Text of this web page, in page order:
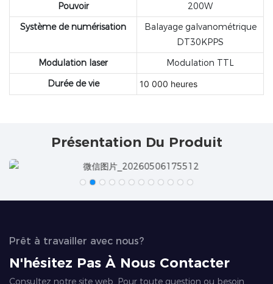
Pouvoir
200W
Système de numérisation
Balayage galvanométrique
DT30KPPS
Modulation laser
Modulation TTL
Durée de vie
10 000 heures
Présentation Du Produit
Prêt à travailler avec nous?
N'hésitez Pas À Nous Contacter